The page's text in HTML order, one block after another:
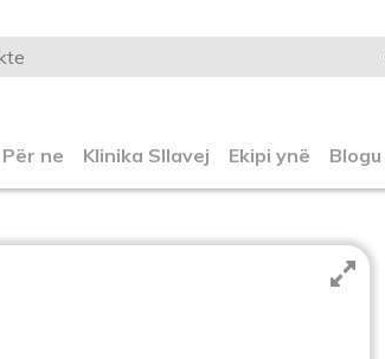
Për ne Klinika Sllavej Ekipi ynë Blogu